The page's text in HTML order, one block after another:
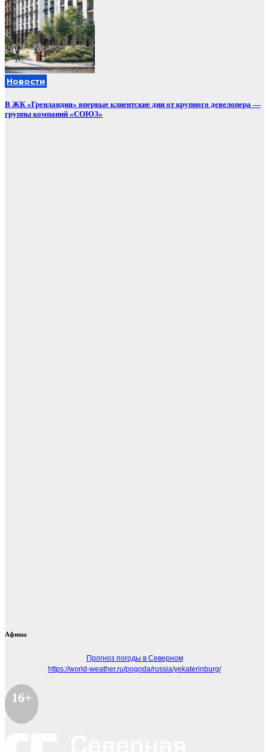
Новости
В ЖК «Гренландия» впервые клиентские дни от крупного девелопера —
группы компаний «СОЮЗ»
Афиша
Прогноз погоды в Северном
https://world-weather.ru/pogoda/russia/yekaterinburg/
16+